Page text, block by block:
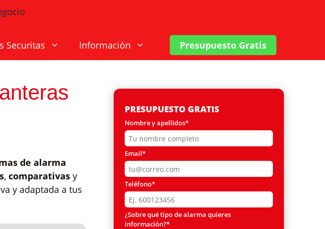
Securitas Información Presupuesto Gratis
de alarma
, comparativas y
y adaptada a tus
PRESUPUESTO GRATIS
Nombre y apellidos*
Email*
Teléfono*
¿Sobre qué tipo de alarma quieres
información?*